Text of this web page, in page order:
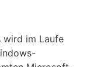
wird im Laufe